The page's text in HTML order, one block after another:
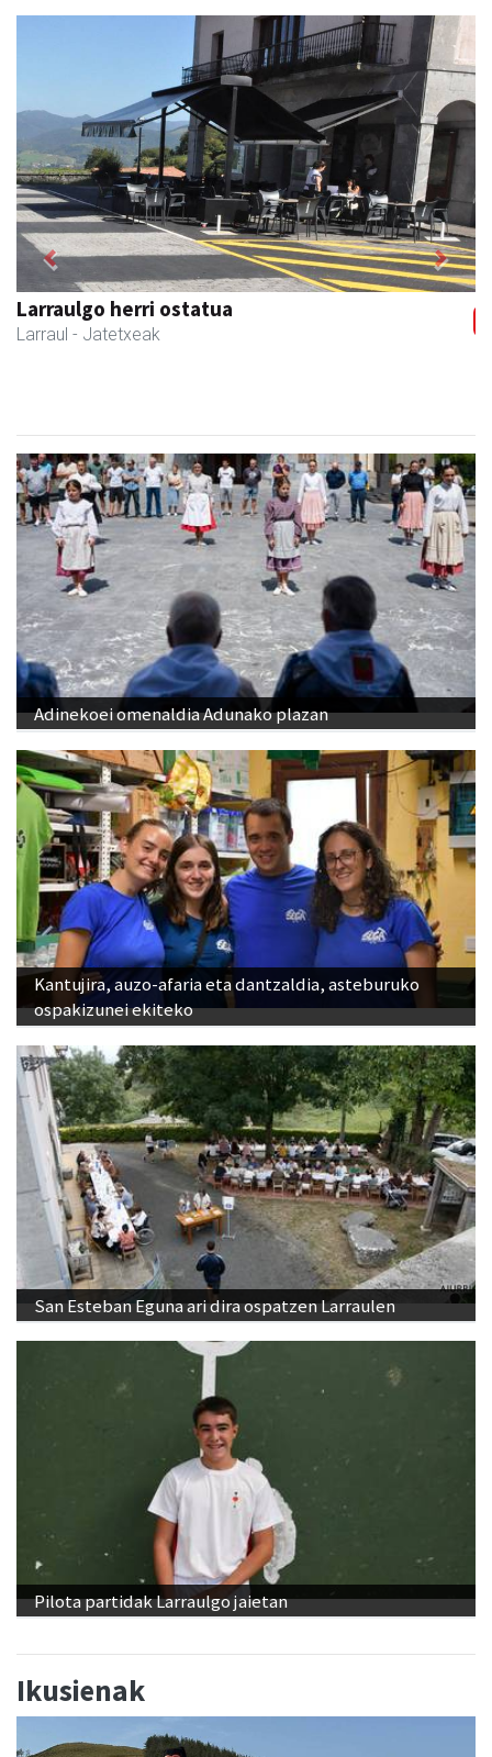
Larraulgo herri ostatua
Larraul - Jatetxeak
Previous Next
Adinekoei omenaldia Adunako plazan
Kantujira, auzo-afaria eta dantzaldia, asteburuko
ospakizunei ekiteko
San Esteban Eguna ari dira ospatzen Larraulen
Pilota partidak Larraulgo jaietan
Ikusienak